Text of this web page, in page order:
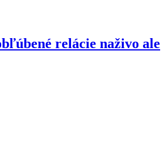
relácie naživo ale